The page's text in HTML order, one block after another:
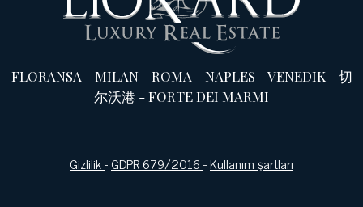
FLORANSA -MILAN-ROMA -NAPLES -VENEDIK-切
尔沃港 -FORTE DEI MARMI
Gizlilik-GDPR 679/2016-Kullanım şartları